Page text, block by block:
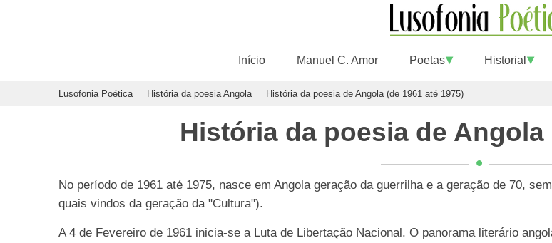
Início Manuel C. Amor Poetas Historial
Lusofonia Poética História da poesia Angola História da poesia de Angola (de 1961 até 1975)
História da poesia de Angola
No período de 1961 até 1975, nasce em Angola geração da guerrilha e a geração de 70,
quais vindos da geração da "Cultura").
A 4 de Fevereiro de 1961 inicia-se a Luta de Libertação Nacional. O panorama literário